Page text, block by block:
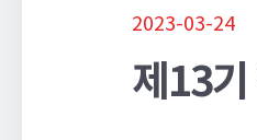
2023-03-24
제13